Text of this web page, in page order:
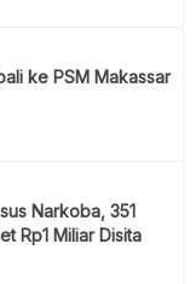
ke PSM Makassar
Narkoba, 351
Rp1 Miliar Disita